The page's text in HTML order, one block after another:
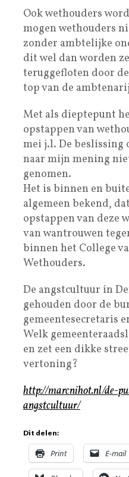
Ook wethouders
mogen wethouders
zonder ambtelijke
dit wel dan worden
teruggefloten door
top van de
Met als dieptepunt
opstappen van
mei j.l. De beslissing
naar mijn mening
genomen.
Het is binnen en
algemeen bekend,
opstappen van deze
van wantrouwen
binnen het College
Wethouders.
De angstcultuur in
gehouden door de
gemeentesecretaris
Welk
en zet een dikke
vertoning?
http://marcnihot.nl/de-
angstcultuur/
Dit delen:
Print E-mail